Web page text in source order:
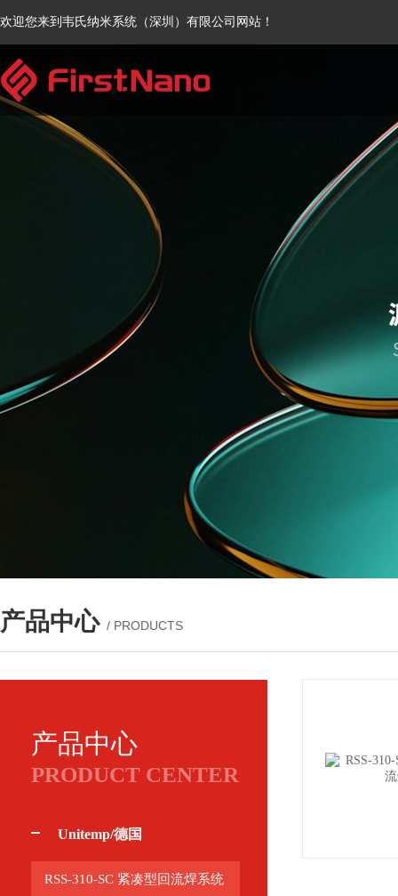
欢迎您来到韦氏纳米系统（深圳）有限公司网站！
产品中心 / PRODUCTS
产品中心
PRODUCT CENTER
Unitemp/德国
RSS-310-SC 紧凑型回流焊系统